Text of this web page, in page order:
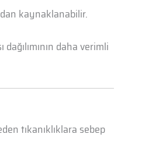
kaynaklanabilir.
daha verimli
tıkanıklıklara sebep